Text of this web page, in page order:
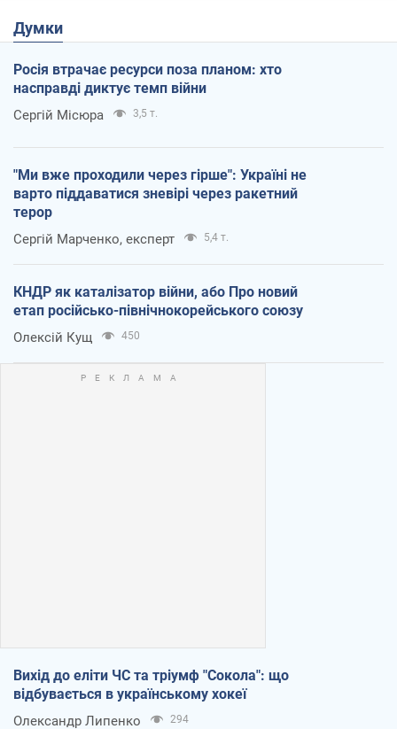
Думки
Росія втрачає ресурси поза планом: хто
насправді диктує темп війни
Сергій Місюра 3,5 т.
"Ми вже проходили через гірше": Україні не
варто піддаватися зневірі через ракетний
терор
Сергій Марченко, експерт 5,4 т.
КНДР як каталізатор війни, або Про новий
етап російсько-північнокорейського союзу
Олексій Кущ 450
Вихід до еліти ЧС та тріумф "Сокола": що
відбувається в українському хокеї
Олександр Липенко 294